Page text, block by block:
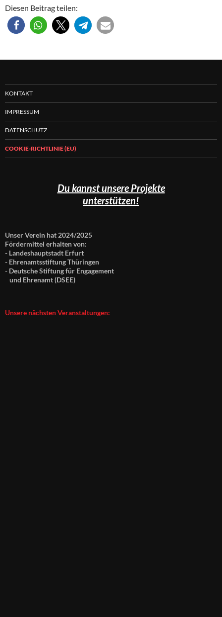
Diesen Beitrag teilen:
KONTAKT
IMPRESSUM
DATENSCHUTZ
COOKIE-RICHTLINIE (EU)
Du kannst unsere Projekte
unterstützen!
Unser Verein hat 2024/2025
Fördermittel erhalten von:
- Landeshauptstadt Erfurt
- Ehrenamtsstiftung Thüringen
- Deutsche Stiftung für Engagement
und Ehrenamt (DSEE)
Unsere nächsten Veranstaltungen: